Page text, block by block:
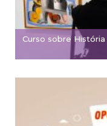
Curso sobre